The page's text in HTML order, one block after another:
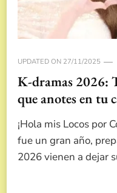
UPDATED ON 27/11/2025
K-dramas 2026:
que anotes en tu
¡Hola mis Locos por
fue un gran año,
2026 vienen a dejar